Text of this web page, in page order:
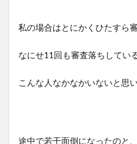
私の場合はとにかくひたすら
なにせ11回も審査落ちしてい
こんな人なかなかいないと思い
途中で若干面倒になったのと、